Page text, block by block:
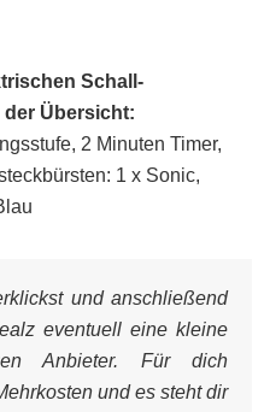
Schall-
Übersicht:
2 Minuten Timer,
1 x Sonic,
und anschließend
eventuell eine kleine
Anbieter. Für dich
und es steht dir